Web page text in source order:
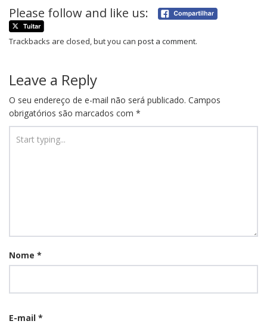
Please follow and like us:
Trackbacks are closed, but you can post a comment.
Leave a Reply
O seu endereço de e-mail não será publicado. Campos
obrigatórios são marcados com *
Nome *
E-mail *